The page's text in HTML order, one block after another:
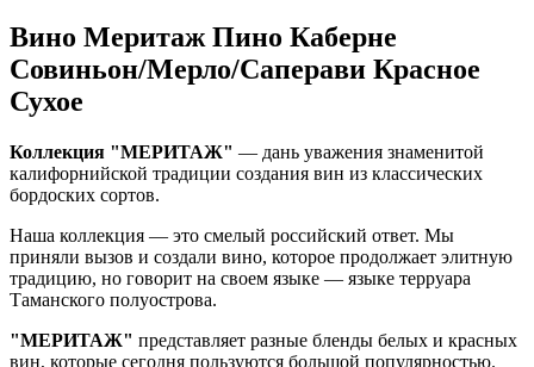
Вино Меритаж Пино Каберне
Совиньон/Мерло/Саперави Красное
Сухое
Коллекция "МЕРИТАЖ" — дань уважения знаменитой
калифорнийской традиции создания вин из классических
бордоских сортов.
Наша коллекция — это смелый российский ответ. Мы
приняли вызов и создали вино, которое продолжает элитную
традицию, но говорит на своем языке — языке терруара
Таманского полуострова.
"МЕРИТАЖ" представляет разные бленды белых и красных
вин, которые сегодня пользуются большой популярностью.